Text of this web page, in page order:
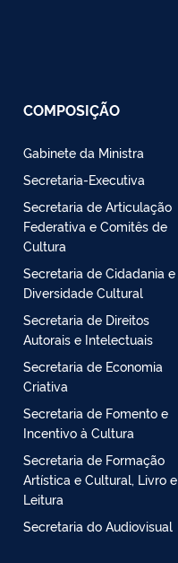
COMPOSIÇÃO
Gabinete da Ministra
Secretaria-Executiva
Secretaria de Articulação
Federativa e Comitês de
Cultura
Secretaria de Cidadania e
Diversidade Cultural
Secretaria de Direitos
Autorais e Intelectuais
Secretaria de Economia
Criativa
Secretaria de Fomento e
Incentivo à Cultura
Secretaria de Formação
Artística e Cultural, Livro e
Leitura
Secretaria do Audiovisual